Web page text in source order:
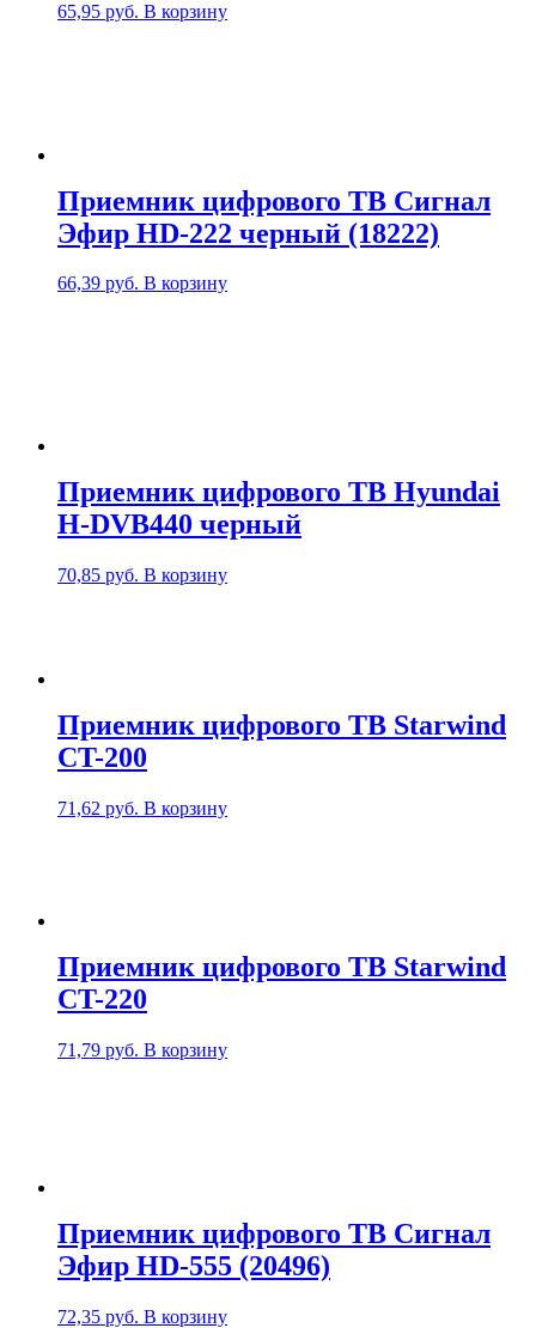
65,95 руб. В корзину
Приемник цифрового ТВ Сигнал
Эфир HD-222 черный (18222)
66,39 руб. В корзину
Приемник цифрового ТВ Hyundai
H-DVB440 черный
70,85 руб. В корзину
Приемник цифрового ТВ Starwind
CT-200
71,62 руб. В корзину
Приемник цифрового ТВ Starwind
CT-220
71,79 руб. В корзину
Приемник цифрового ТВ Сигнал
Эфир HD-555 (20496)
72,35 руб. В корзину